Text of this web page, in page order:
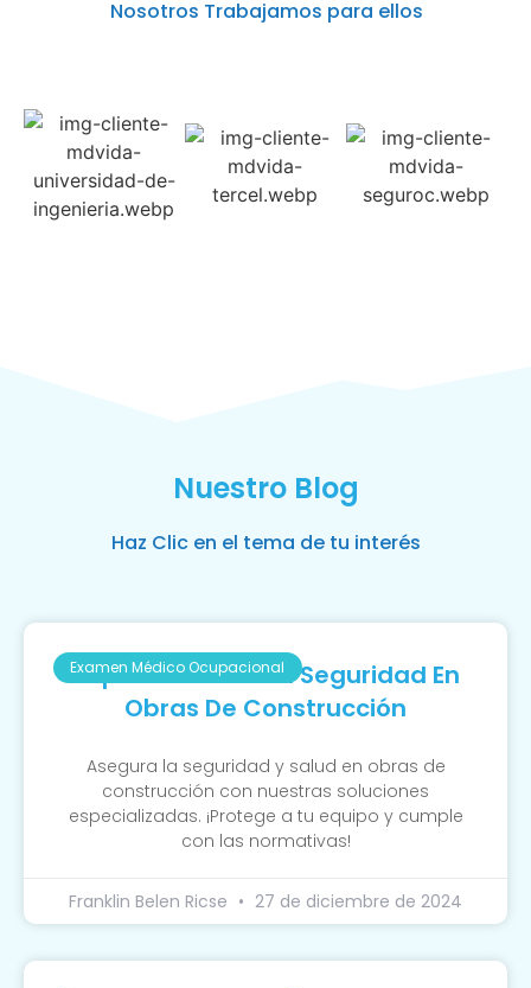
Nosotros Trabajamos para ellos
Nuestro Blog
Haz Clic en el tema de tu interés
Examen Médico Ocupacional
Importancia De La Seguridad En
Obras De Construcción
Asegura la seguridad y salud en obras de
construcción con nuestras soluciones
especializadas. ¡Protege a tu equipo y cumple
con las normativas!
Franklin Belen Ricse 27 de diciembre de 2024